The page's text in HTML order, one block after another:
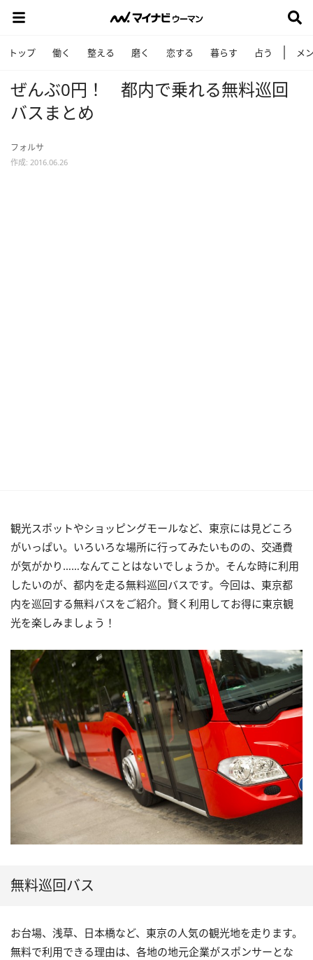
トップ 働く 整える 磨く 恋する 暮らす 占う メ
ぜんぶ0円！ 都内で乗れる無料巡回
バスまとめ
フォルサ
作成: 2016.06.26
観光スポットやショッピングモールなど、東京には見どころ
がいっぱい。いろいろな場所に行ってみたいものの、交通費
が気がかり……なんてことはないでしょうか。そんな時に利用
したいのが、都内を走る無料巡回バスです。今回は、東京都
内を巡回する無料バスをご紹介。賢く利用してお得に東京観
光を楽しみましょう！
無料巡回バス
お台場、浅草、日本橋など、東京の人気の観光地を走ります。
無料で利用できる理由は、各地の地元企業がスポンサーとな